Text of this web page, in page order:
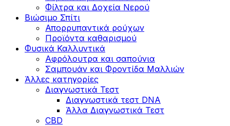
Φίλτρα και Δοχεία Νερού
Βιώσιμο Σπίτι
Απορρυπαντικά ρούχων
Προϊόντα καθαρισμού
Φυσικά Καλλυντικά
Αφρόλουτρα και σαπούνια
Σαμπουάν και Φροντίδα Μαλλιών
Άλλες κατηγορίες
Διαγνωστικά Τεστ
Διαγνωστικά τεστ DNA
Άλλα Διαγνωστικά Τεστ
CBD